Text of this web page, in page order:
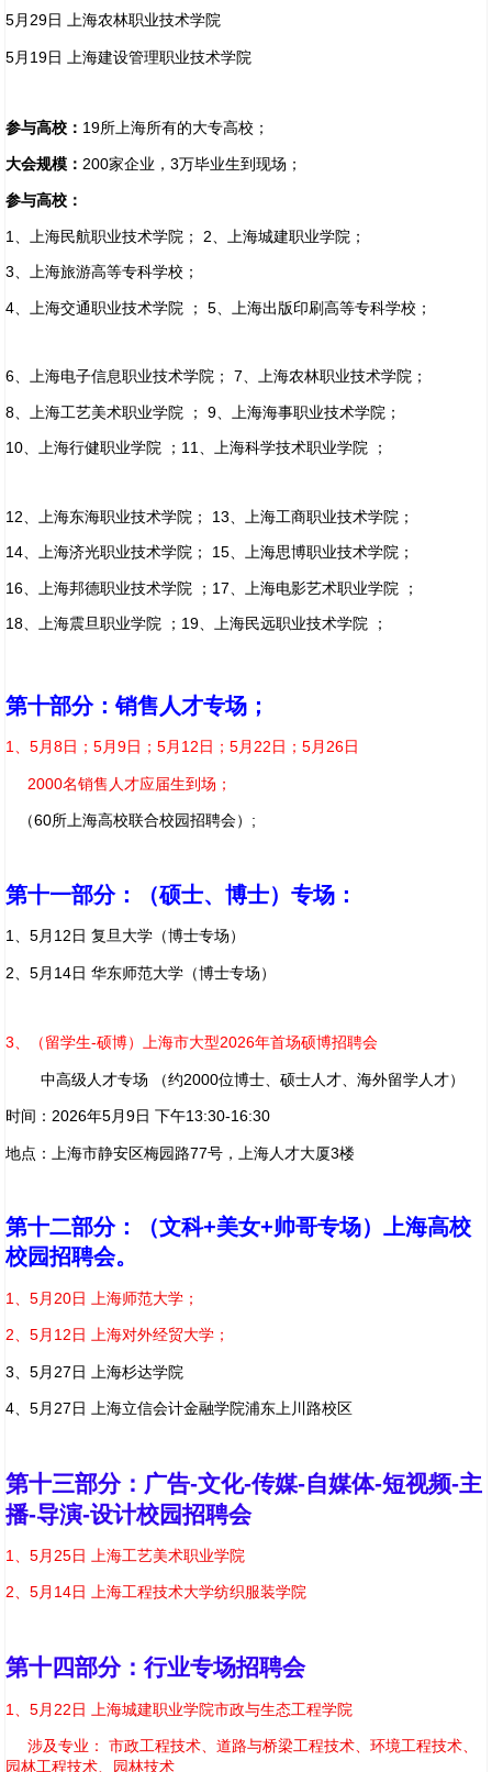
5月29日 上海农林职业技术学院
5月19日 上海建设管理职业技术学院
参与高校： 19所上海所有的大专高校；
大会规模： 200家企业，3万毕业生到现场；
参与高校：
1、上海民航职业技术学院； 2、上海城建职业学院；
3、上海旅游高等专科学校；
4、上海交通职业技术学院 ； 5、上海出版印刷高等专科学校；
6、上海电子信息职业技术学院； 7、上海农林职业技术学院；
8、上海工艺美术职业学院 ； 9、上海海事职业技术学院；
10、上海行健职业学院 ；11、上海科学技术职业学院 ；
12、上海东海职业技术学院； 13、上海工商职业技术学院；
14、上海济光职业技术学院； 15、上海思博职业技术学院；
16、上海邦德职业技术学院 ；17、上海电影艺术职业学院 ；
18、上海震旦职业学院 ；19、上海民远职业技术学院 ；
第十部分：销售人才专场；
1、5月8日；5月9日；5月12日；5月22日；5月26日
2000名销售人才应届生到场；
（60所上海高校联合校园招聘会）;
第十一部分：（硕士、博士）专场：
1、5月12日 复旦大学（博士专场）
2、5月14日 华东师范大学（博士专场）
3、（留学生-硕博）上海市大型2026年首场硕博招聘会
中高级人才专场 （约2000位博士、硕士人才、海外留学人才）
时间：2026年5月9日 下午13:30-16:30
地点：上海市静安区梅园路77号，上海人才大厦3楼
第十二部分：
（文科+美女+帅哥专场）上海高校
校园招聘会。
1、5月20日 上海师范大学；
2、5月12日 上海对外经贸大学；
3、 5月27日 上海杉达学院
4、5月27日 上海立信会计金融学院浦东上川路校区
第十三部分：广告-文化-传媒-自媒体-短视频-主
播-导演-设计校园招聘会
1、 5月25日 上海工艺美术职业学院
2、5月14日 上海工程技术大学纺织服装学院
第十四部分：行业专场招聘会
1、 5月22日 上海城建职业学院市政与生态工程学院
涉及专业： 市政工程技术、道路与桥梁工程技术、环境工程技术、
园林工程技术、园林技术